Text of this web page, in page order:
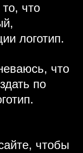
что
логотип.
что
по
чтобы